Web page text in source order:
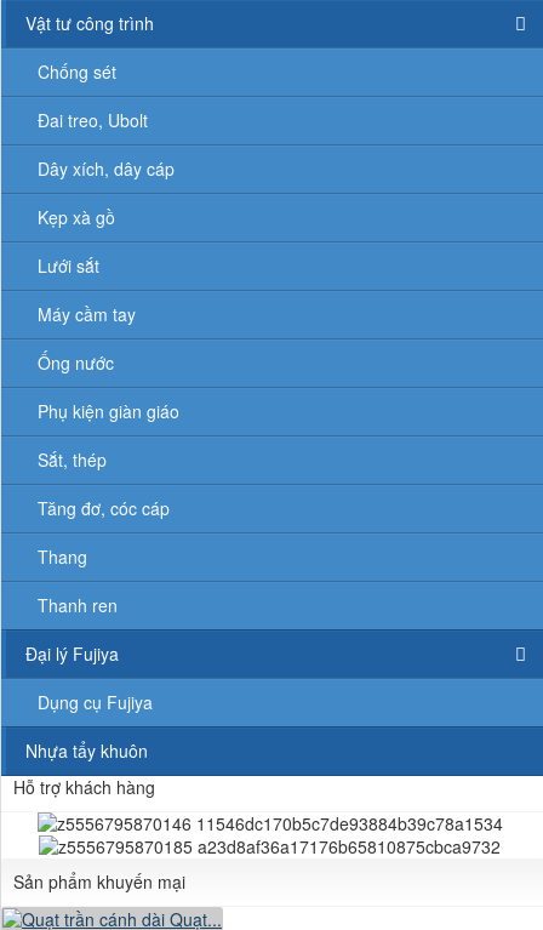
Vật tư công trình
Chống sét
Đai treo, Ubolt
Dây xích, dây cáp
Kẹp xà gồ
Lưới sắt
Máy cầm tay
Ống nước
Phụ kiện giàn giáo
Sắt, thép
Tăng đơ, cóc cáp
Thang
Thanh ren
Đại lý Fujiya
Dụng cụ Fujiya
Nhựa tẩy khuôn
Hỗ trợ khách hàng
Sản phẩm khuyến mại